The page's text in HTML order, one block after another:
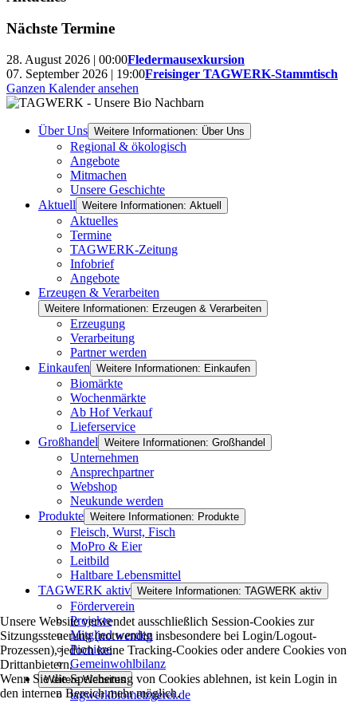
Nächste Termine
28. August 2026 | 00:00Fledermausexkursion
07. September 2026 | 19:00Freisinger TAGWERK-Stammtisch
Ganzen Kalender ansehen
Über Uns Weitere Informationen: Über Uns
Regional & ökologisch
Angebote
Mitmachen
Unsere Geschichte
Aktuell Weitere Informationen: Aktuell
Aktuelles
Termine
TAGWERK-Zeitung
Infobrief
Angebote
Erzeugen & Verarbeiten
Weitere Informationen: Erzeugen & Verarbeiten
Erzeugung
Verarbeitung
Partner werden
Einkaufen Weitere Informationen: Einkaufen
Biomärkte
Wochenmärkte
Ab Hof Verkauf
Lieferservice
Großhandel Weitere Informationen: Großhandel
Unternehmen
Ansprechpartner
Webshop
Neukunde werden
Produkte Weitere Informationen: Produkte
Fleisch, Wurst, Fisch
MoPro & Eier
Leitbild
Haltbare Lebensmittel
TAGWERK aktiv Weitere Informationen: TAGWERK aktiv
Förderverein
Projekte
Mitglied werden
Pioniere
Gemeinwohlbilanz
Weitere Websites
tagwerkbiometzgerei.de
Unsere Website verwendet ausschließlich Session-Cookies zur
Sitzungssteuerung (notwendig insbesondere bei Login/Logout-
Prozessen), jedoch keine Tracking-Cookies oder andere Cookies von
Drittanbietern.
Wenn Sie die Speicherung von Cookies ablehnen, ist kein Login in
den internen Bereich mehr möglich.